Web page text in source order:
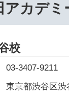
アカデミ
校
03-3407-9211
東京都渋谷区渋